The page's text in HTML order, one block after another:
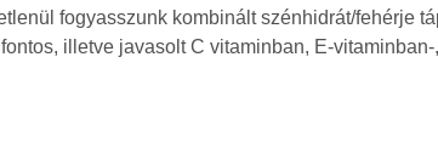
fogyasszunk kombinált szénhidrát/fehérje
illetve javasolt C vitaminban, E-